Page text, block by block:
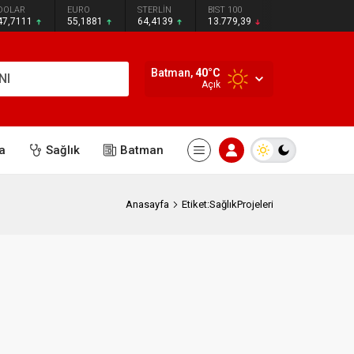
EURO
55,1881
STERLİN
64,4139
BIST 100
13.779,39
Batman,40°C
Açık
Sağlık Batman
Anasayfa Etiket:SağlıkProjeleri